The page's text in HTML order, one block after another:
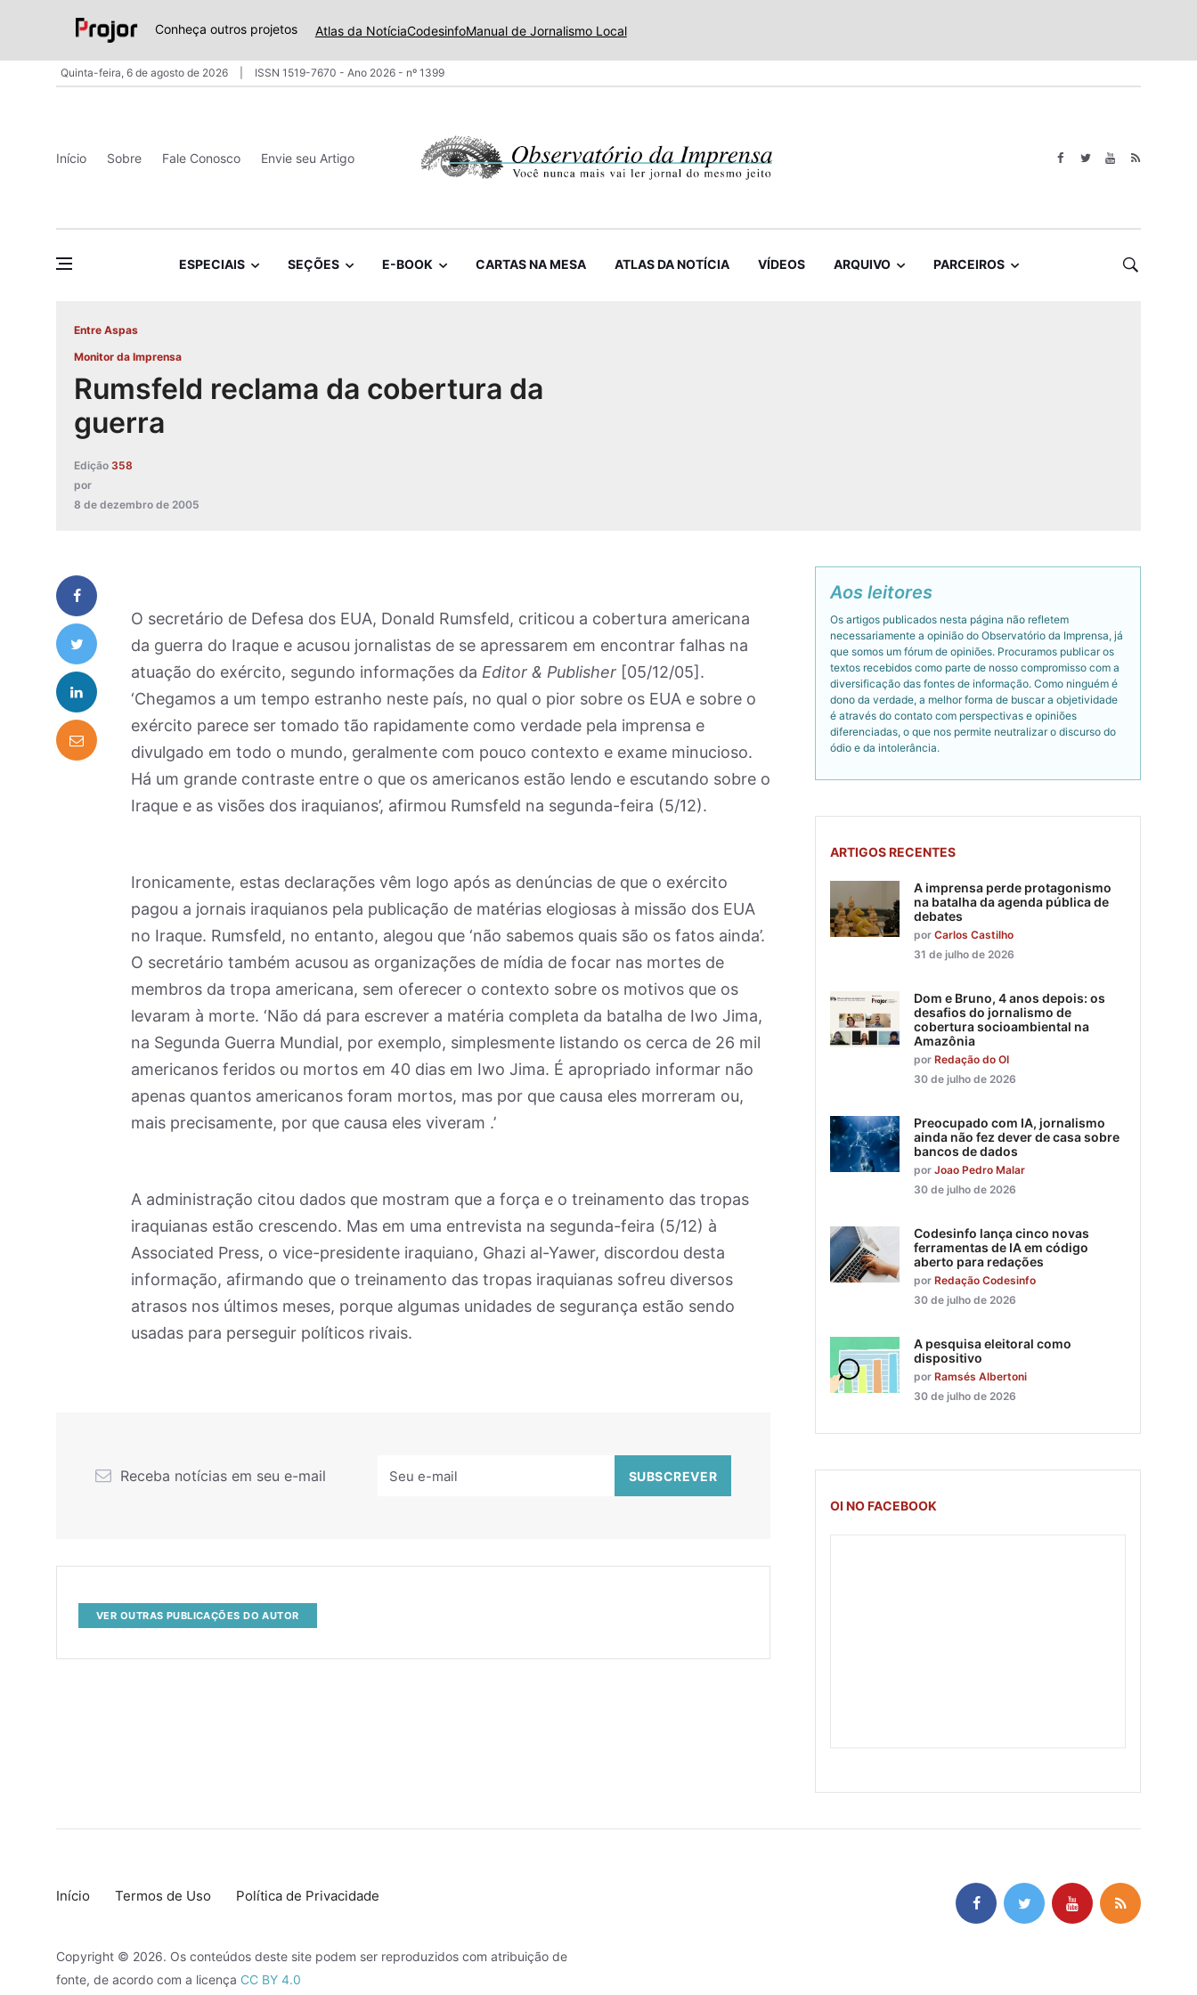
Conheça outros projetos Atlas da NotíciaCodesinfoManual de Jornalismo Local
Quinta-feira, 6 de agosto de 2026 ISSN 1519-7670 - Ano 2026 - nº 1399
Início Sobre Fale Conosco Envie seu Artigo
ESPECIAIS SEÇÕES E-BOOK CARTAS NA MESA ATLAS DA NOTÍCIA VÍDEOS ARQUIVO PARCEIROS
Entre Aspas
Monitor da Imprensa
Rumsfeld reclama da cobertura da
guerra
Edição 358
por
8 de dezembro de 2005
O secretário de Defesa dos EUA, Donald Rumsfeld, criticou a cobertura americana
da guerra do Iraque e acusou jornalistas de se apressarem em encontrar falhas na
atuação do exército, segundo informações da Editor & Publisher [05/12/05].
‘Chegamos a um tempo estranho neste país, no qual o pior sobre os EUA e sobre o
exército parece ser tomado tão rapidamente como verdade pela imprensa e
divulgado em todo o mundo, geralmente com pouco contexto e exame minucioso.
Há um grande contraste entre o que os americanos estão lendo e escutando sobre o
Iraque e as visões dos iraquianos’, afirmou Rumsfeld na segunda-feira (5/12).
Ironicamente, estas declarações vêm logo após as denúncias de que o exército
pagou a jornais iraquianos pela publicação de matérias elogiosas à missão dos EUA
no Iraque. Rumsfeld, no entanto, alegou que ‘não sabemos quais são os fatos ainda’.
O secretário também acusou as organizações de mídia de focar nas mortes de
membros da tropa americana, sem oferecer o contexto sobre os motivos que os
levaram à morte. ‘Não dá para escrever a matéria completa da batalha de Iwo Jima,
na Segunda Guerra Mundial, por exemplo, simplesmente listando os cerca de 26 mil
americanos feridos ou mortos em 40 dias em Iwo Jima. É apropriado informar não
apenas quantos americanos foram mortos, mas por que causa eles morreram ou,
mais precisamente, por que causa eles viveram .’
A administração citou dados que mostram que a força e o treinamento das tropas
iraquianas estão crescendo. Mas em uma entrevista na segunda-feira (5/12) à
Associated Press, o vice-presidente iraquiano, Ghazi al-Yawer, discordou desta
informação, afirmando que o treinamento das tropas iraquianas sofreu diversos
atrasos nos últimos meses, porque algumas unidades de segurança estão sendo
usadas para perseguir políticos rivais.
Receba notícias em seu e-mail
VER OUTRAS PUBLICAÇÕES DO AUTOR
Aos leitores
Os artigos publicados nesta página não refletem
necessariamente a opinião do Observatório da Imprensa, já
que somos um fórum de opiniões. Procuramos publicar os
textos recebidos como parte de nosso compromisso com a
diversificação das fontes de informação. Como ninguém é
dono da verdade, a melhor forma de buscar a objetividade
é através do contato com perspectivas e opiniões
diferenciadas, o que nos permite neutralizar o discurso do
ódio e da intolerância.
ARTIGOS RECENTES
A imprensa perde protagonismo
na batalha da agenda pública de
debates
por Carlos Castilho
31 de julho de 2026
Dom e Bruno, 4 anos depois: os
desafios do jornalismo de
cobertura socioambiental na
Amazônia
por Redação do OI
30 de julho de 2026
Preocupado com IA, jornalismo
ainda não fez dever de casa sobre
bancos de dados
por Joao Pedro Malar
30 de julho de 2026
Codesinfo lança cinco novas
ferramentas de IA em código
aberto para redações
por Redação Codesinfo
30 de julho de 2026
A pesquisa eleitoral como
dispositivo
por Ramsés Albertoni
30 de julho de 2026
OI NO FACEBOOK
Início Termos de Uso Política de Privacidade
Copyright © 2026. Os conteúdos deste site podem ser reproduzidos com atribuição de
fonte, de acordo com a licença CC BY 4.0